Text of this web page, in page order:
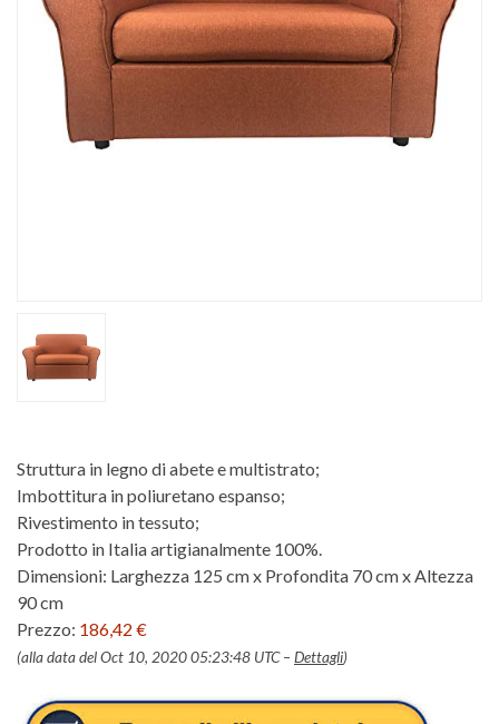
Struttura in legno di abete e multistrato;
Imbottitura in poliuretano espanso;
Rivestimento in tessuto;
Prodotto in Italia artigianalmente 100%.
Dimensioni: Larghezza 125 cm x Profondita 70 cm x Altezza
90 cm
Prezzo: 186,42 €
(alla data del Oct 10, 2020 05:23:48 UTC – Dettagli)